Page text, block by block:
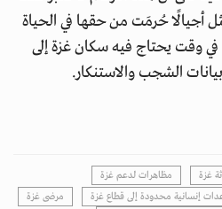
أجيالًا حُرمَت من حقها في الحياة
في وقت يحتاج فيه سكان غزة إلى
الشجب والاستنكار.
غزة
مظاهرات لدعم غزة
إنسانية محدودة إلى قطاع غزة
مرضى غزة